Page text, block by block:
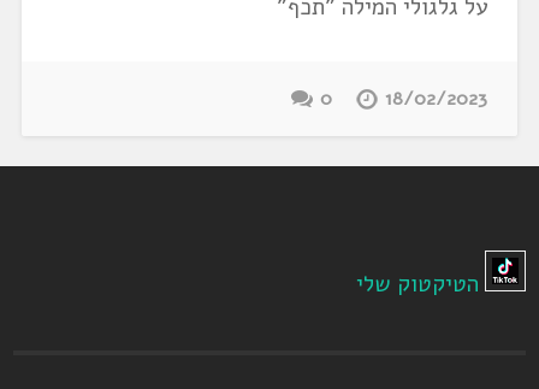
על גלגולי המילה "תכף"
18/02/2023
0
הטיקטוק שלי